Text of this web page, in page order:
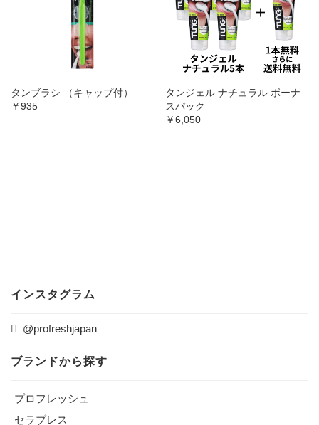
タンブラシ （キャップ付）
￥935
タンジェル ナチュラル ボーナ
スパック
￥6,050
インスタグラム
@profreshjapan
ブランドから探す
プロフレッシュ
セラブレス